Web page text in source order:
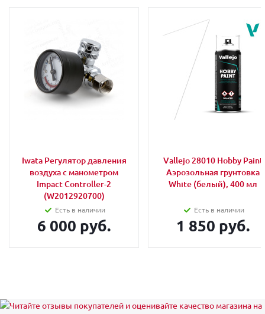
Iwata Регулятор давления
воздуха с манометром
Impact Controller-2
(W2012920700)
Есть в наличии
6 000 руб.
Vallejo 28010 Hobby Paint
Аэрозольная грунтовка
White (белый), 400 мл
Есть в наличии
1 850 руб.